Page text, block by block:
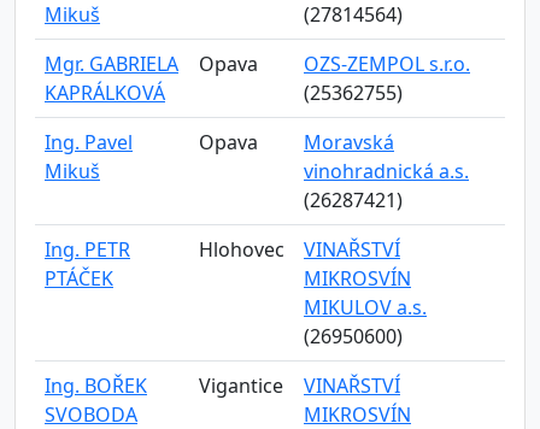
Mikuš
(27814564)
Mgr. GABRIELA
KAPRÁLKOVÁ
Opava
OZS-ZEMPOL s.r.o.
(25362755)
Ing. Pavel
Mikuš
Opava
Moravská
vinohradnická a.s.
(26287421)
Ing. PETR
PTÁČEK
Hlohovec
VINAŘSTVÍ
MIKROSVÍN
MIKULOV a.s.
(26950600)
Ing. BOŘEK
SVOBODA
Vigantice
VINAŘSTVÍ
MIKROSVÍN